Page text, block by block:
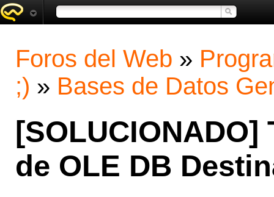
Foros del Web »
;) » Bases de Datos
de OLE DB